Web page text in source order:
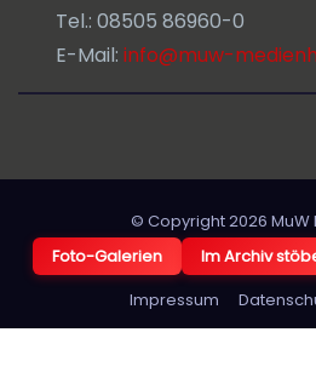
Tel.: 08505 86960-0
E-Mail: info@muw-
© Copyright 2026 MuW
Foto-Galerien
Im Archiv
Impressum